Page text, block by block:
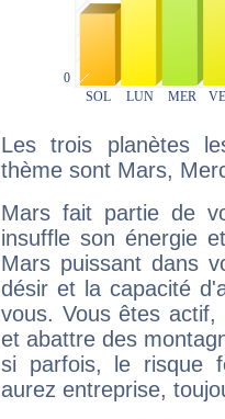
Les trois planètes
thème sont Mars,
Mars fait partie de
insuffle son énergie
Mars puissant dans
désir et la capacité
vous. Vous êtes
et abattre des
si parfois, le risque
aurez entreprise,